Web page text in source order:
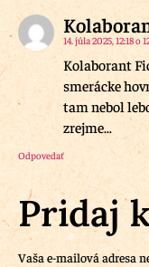
14. júla 2025, 12:18 o
Kolaborant
smerácke
tam nebol
zrejme…
Odpovedať
Pridaj
Vaša e-mailová adresa